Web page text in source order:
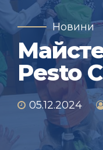
Новини
Pesto
05.12.2024